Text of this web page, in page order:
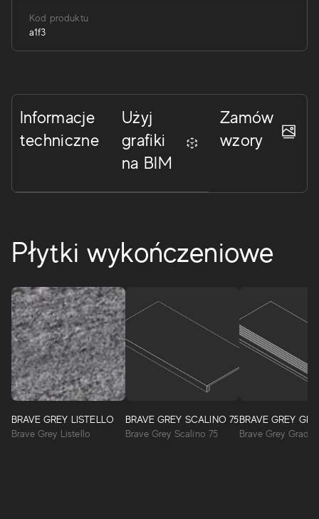
Kod produktu
a1f3
Informacje
techniczne
Użyj
grafiki
na BIM
Zamów
wzory
Płytki wykończeniowe
BRAVE GREY LISTELLO
Brave Grey Listello
BRAVE GREY SCALINO 75
Brave Grey Scalino 75
BRAVE GREY
Brave Grey
Brave
podłogowych i płytek ściennych Whitebody reinterpretuje
estetykę rzadkich kamieni naturalnych o wiecznym pięknie.